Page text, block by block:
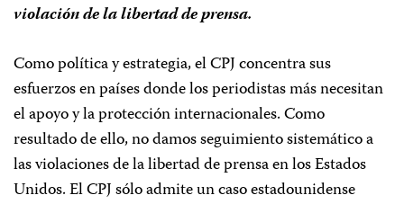
violación de la libertad de prensa.
Como política y estrategia, el CPJ concentra sus
esfuerzos en países donde los periodistas más necesitan
el apoyo y la protección internacionales. Como
resultado de ello, no damos seguimiento sistemático a
las violaciones de la libertad de prensa en los Estados
Unidos. El CPJ sólo admite un caso estadounidense